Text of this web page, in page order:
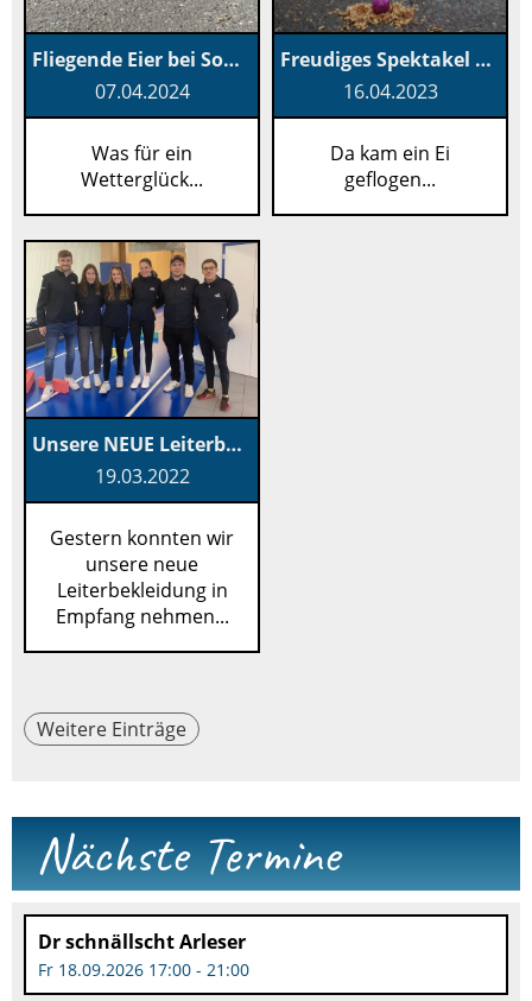
Fliegende Eier bei Sonnenschein
07.04.2024
Was für ein
Wetterglück...
Freudiges Spektakel am Eierleset
16.04.2023
Da kam ein Ei
geflogen...
Unsere NEUE Leiterbekleidung ist da !!!!!!! 🙂
19.03.2022
Gestern konnten wir
unsere neue
Leiterbekleidung in
Empfang nehmen...
Weitere Einträge
Nächste Termine
Dr schnällscht Arleser
Fr 18.09.2026 17:00 - 21:00